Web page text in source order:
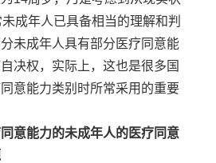
成年人已具备相当的理解和判
未成年人具有部分医疗同意能
决权，实际上，这也是很多国
意能力类别时所常采用的重要
意能力的未成年人的医疗同意